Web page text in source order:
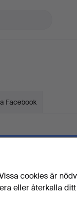
Facebook
Visa lösenord i
cookies är
eller återkalla ditt